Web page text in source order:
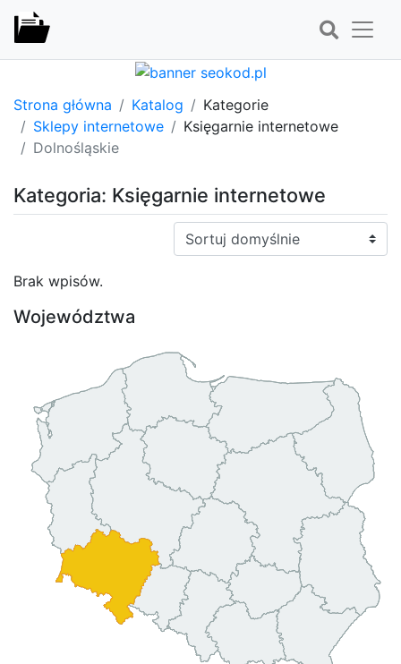
Strona główna Katalog
Kategorie
Sklepy internetowe
Księgarnie internetowe
Dolnośląskie
Kategoria: Księgarnie internetowe
Sortuj:
Brak wpisów.
Województwa